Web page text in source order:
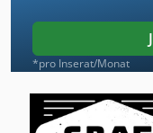
*pro Inserat/Monat